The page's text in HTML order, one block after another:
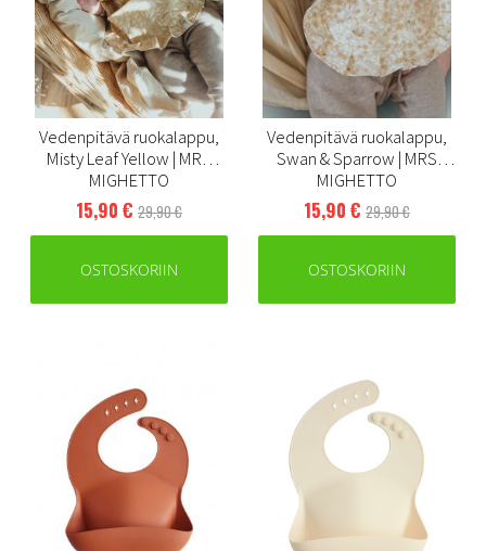
Vedenpitävä ruokalappu,
Misty Leaf Yellow | MRS
MIGHETTO
15,90 € 29,90 €
OSTOSKORIIN
Vedenpitävä ruokalappu,
Swan & Sparrow | MRS
MIGHETTO
15,90 € 29,90 €
OSTOSKORIIN